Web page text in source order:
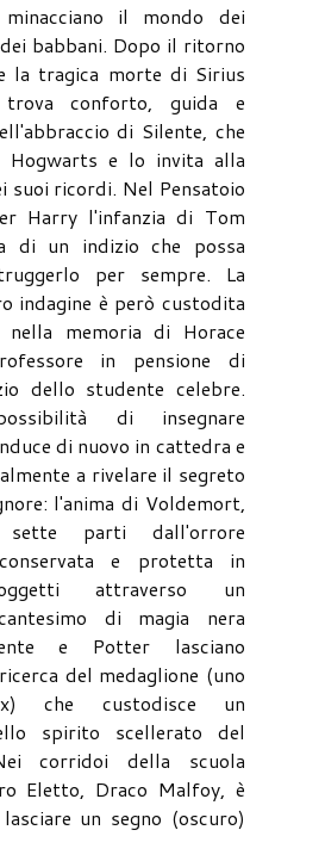
il mondo dei
babbani. Dopo il ritorno
la tragica morte di Sirius
conforto, guida e
di Silente, che
Hogwarts e lo invita alla
suoi ricordi. Nel Pensatoio
Harry l'infanzia di Tom
di un indizio che possa
per sempre. La
indagine è però custodita
memoria di Horace
in pensione di
dello studente celebre.
di insegnare
di nuovo in cattedra e
a rivelare il segreto
l'anima di Voldemort,
parti dall'orrore
e protetta in
attraverso un
di magia nera
e Potter lasciano
del medaglione (uno
che custodisce un
spirito scellerato del
corridoi della scuola
Eletto, Draco Malfoy, è
un segno (oscuro)